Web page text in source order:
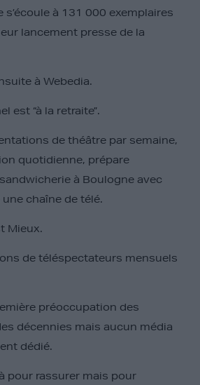
s’écoule à 131 000 exemplaires
lancement presse de la
à Webedia.
est “à la retraite”.
de théâtre par semaine,
quotidienne, prépare
sandwicherie à Boulogne avec
chaîne de télé.
Mieux.
de téléspectateurs mensuels
préoccupation des
décennies mais aucun média
dédié.
pour rassurer mais pour